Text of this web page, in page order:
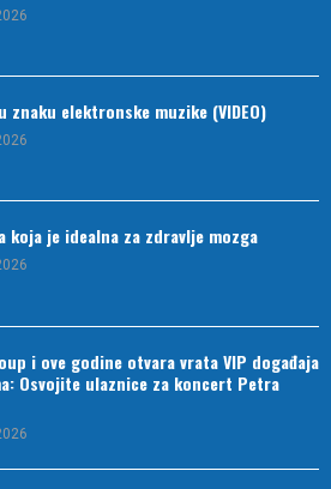
znaku elektronske muzike (VIDEO)
koja je idealna za zdravlje mozga
i ove godine otvara vrata VIP događaja
Osvojite ulaznice za koncert Petra